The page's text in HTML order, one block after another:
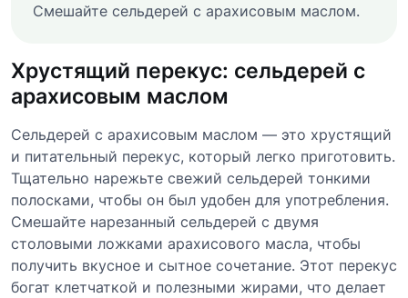
Смешайте сельдерей с арахисовым маслом.
Хрустящий перекус: сельдерей с
арахисовым маслом
Сельдерей с арахисовым маслом — это хрустящий
и питательный перекус, который легко приготовить.
Тщательно нарежьте свежий сельдерей тонкими
полосками, чтобы он был удобен для употребления.
Смешайте нарезанный сельдерей с двумя
столовыми ложками арахисового масла, чтобы
получить вкусное и сытное сочетание. Этот перекус
богат клетчаткой и полезными жирами, что делает